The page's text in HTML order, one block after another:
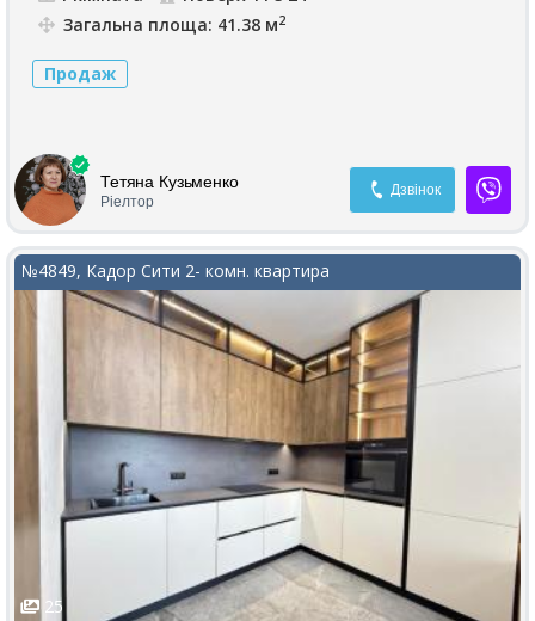
Загальна площа: 41.38 м2
Продаж
Тетяна Кузьменко
Ріелтор
Дзвінок
№4849, Кадор Сити 2- комн. квартира
25